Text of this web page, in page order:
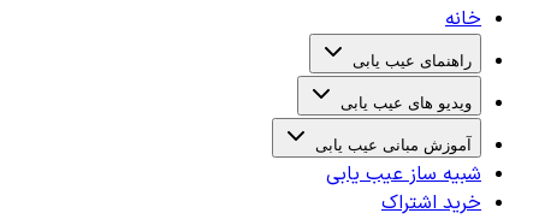
خانه
راهنمای عیب یابی
ویدیو های عیب یابی
آموزش مبانی عیب یابی
شبیه ساز عیب یابی
خرید اشتراک